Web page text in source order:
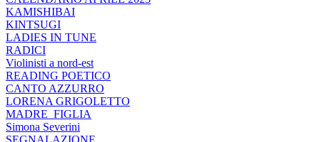
KAMISHIBAI
KINTSUGI
LADIES IN TUNE
RADICI
Violinisti a nord-est
READING POETICO
CANTO AZZURRO
LORENA GRIGOLETTO
MADRE_FIGLIA
Simona Severini
SEGNALAZIONE